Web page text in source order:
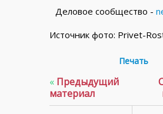
Деловое сообщество -
Источник фото: Privet-
Печать
« Предыдущий
материал